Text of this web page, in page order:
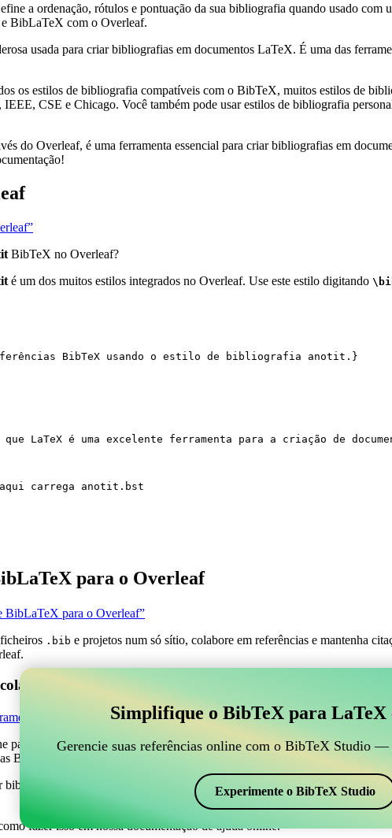
a ordenação, rótulos e pontuação da sua bibliografia quando usado com
BibLaTeX com o Overleaf.
usada para criar bibliografias em documentos LaTeX. É uma das
os estilos de bibliografia compatíveis com o BibTeX, muitos estilos de
CSE e Chicago. Você também pode usar estilos de bibliografia
do Overleaf, é uma ferramenta essencial para criar bibliografias em
BibTeX no Overleaf?
é um dos muitos estilos integrados no Overleaf. Use este estilo digitando
referências BibTeX usando o estilo de bibliografia anotit.}
que LaTeX é uma excelente ferramenta para a criação de
aqui carrega anotit.bst
para o Overleaf
BibLaTeX para o Overleaf”
.bib e projetos num só sítio, colabore em referências e mantenha
online para gerir suas referências BibTeX, que
colaborativa online para gerir suas referências BibTeX, que se
para ajudar a gerenciar suas referências, citações e bibliografia no
BibTeX atualizadas em seu projeto Overleaf.
e citações em vários estilos, incluindo anotit. Então, se você
fazer isso em nossa documentação de ajuda online.
Simplifique o BibTeX para LaTeX
Gerencie suas referências online com o BibTeX Studio —
Experimente o BibTeX Studio